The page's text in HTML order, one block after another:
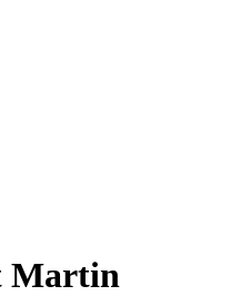
Martin